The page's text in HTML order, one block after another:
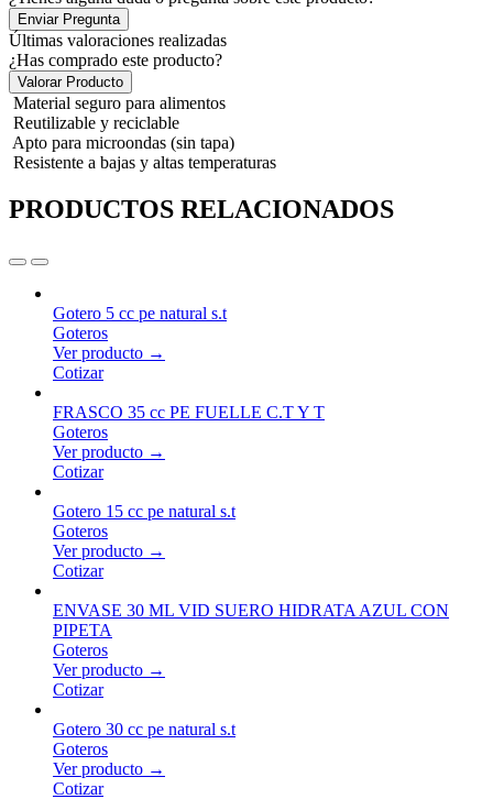
Enviar Pregunta
Últimas valoraciones realizadas
¿Has comprado este producto?
Valorar Producto
Material seguro para alimentos
Reutilizable y reciclable
Apto para microondas (sin tapa)
Resistente a bajas y altas temperaturas
PRODUCTOS RELACIONADOS
Gotero 5 cc pe natural s.t
Goteros
Ver producto →
Cotizar
FRASCO 35 cc PE FUELLE C.T Y T
Goteros
Ver producto →
Cotizar
Gotero 15 cc pe natural s.t
Goteros
Ver producto →
Cotizar
ENVASE 30 ML VID SUERO HIDRATA AZUL CON
PIPETA
Goteros
Ver producto →
Cotizar
Gotero 30 cc pe natural s.t
Goteros
Ver producto →
Cotizar